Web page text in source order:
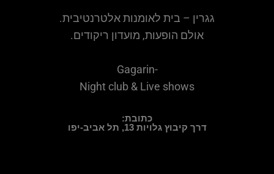
גגרין – בית לאומנות אלטרנטיבית.
אולם הופעות, מועדון ריקודים.
Gagarin-
Night club & Live shows
כתובת:
דרך קיבוץ גלויות 13, תל אביב-יפו